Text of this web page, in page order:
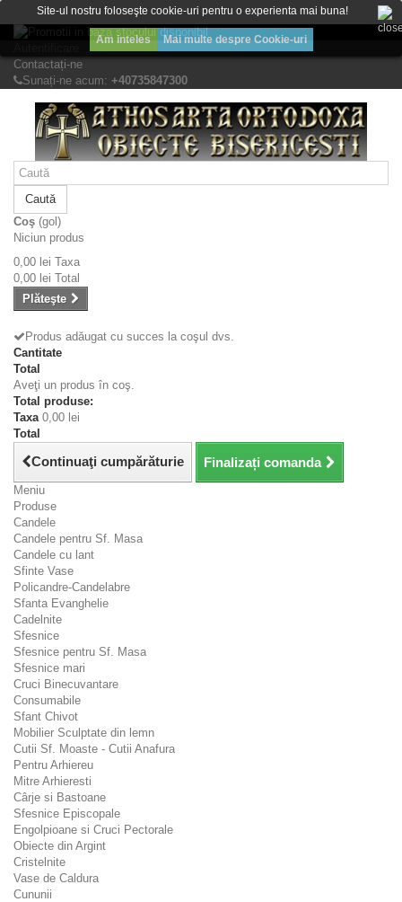
Bine ati venit! Lasati mesajul Dvs.
Contactați-ne
Sunați-ne acum: +40735847300
Caută
Coş (gol)
Niciun produs
0,00 lei Taxa
0,00 lei Total
Plăteşte
Produs adăugat cu succes la coşul dvs.
Cantitate
Total
Aveţi un produs în coş.
Total produse:
Taxa 0,00 lei
Total
Continuaţi cumpărăturie Finalizați comanda
Meniu
Produse
Candele
Candele pentru Sf. Masa
Candele cu lant
Sfinte Vase
Policandre-Candelabre
Sfanta Evanghelie
Cadelnite
Sfesnice
Sfesnice pentru Sf. Masa
Sfesnice mari
Cruci Binecuvantare
Consumabile
Sfant Chivot
Mobilier Sculptate din lemn
Cutii Sf. Moaste - Cutii Anafura
Pentru Arhiereu
Mitre Arhieresti
Cârje si Bastoane
Sfesnice Episcopale
Engolpioane si Cruci Pectorale
Obiecte din Argint
Cristelnite
Vase de Caldura
Cununii
Site-ul nostru foloseşte cookie-uri pentru o experienta mai buna!
Am inteles Mai multe despre Cookie-uri